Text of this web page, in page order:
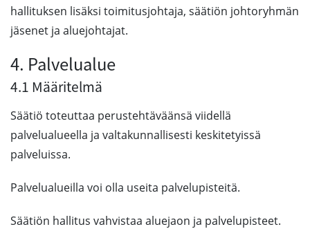
hallituksen lisäksi toimitusjohtaja, säätiön johtoryhmän
jäsenet ja aluejohtajat.
4. Palvelualue
4.1 Määritelmä
Säätiö toteuttaa perustehtäväänsä viidellä
palvelualueella ja valtakunnallisesti keskitetyissä
palveluissa.
Palvelualueilla voi olla useita palvelupisteitä.
Säätiön hallitus vahvistaa aluejaon ja palvelupisteet.